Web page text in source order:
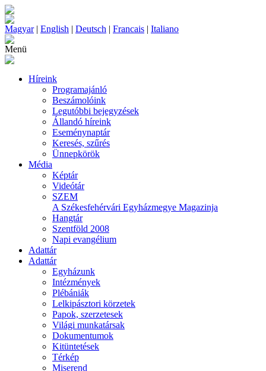
Magyar| English | Deutsch | Francais | Italiano
Menü
Híreink
Programajánló
Beszámolóink
Legutóbbi bejegyzések
Állandó híreink
Eseménynaptár
Keresés, szűrés
Ünnepkörök
Média
Képtár
Videótár
SZEM
A Székesfehérvári Egyházmegye Magazinja
Hangtár
Szentföld 2008
Napi evangélium
Adattár
Adattár
Egyházunk
Intézmények
Plébániák
Lelkipásztori körzetek
Papok, szerzetesek
Világi munkatársak
Dokumentumok
Kitüntetések
Térkép
Miserend